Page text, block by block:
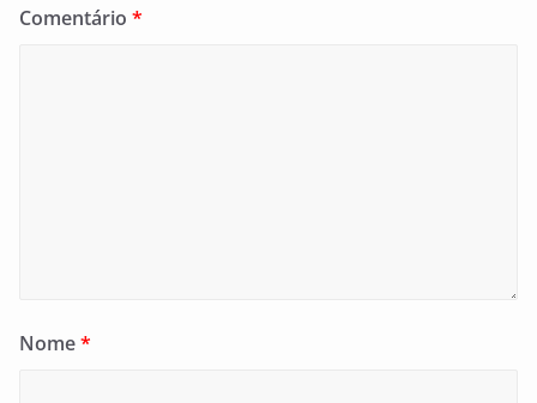
Comentário *
Nome*